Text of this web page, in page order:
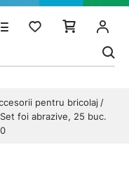
pentru bricolaj
foi abrazive, 25 buc.